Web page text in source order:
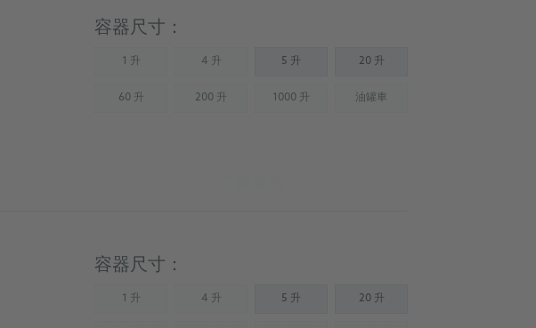
容器尺寸：
1 升(Not available) 4 升(Not available) 5 升 20 升
60 升(Not available)200 升(Not available)1000 升(Not available)油罐車(Not available)
容器尺寸：
1 升(Not available) 4 升(Not available) 5 升 20 升